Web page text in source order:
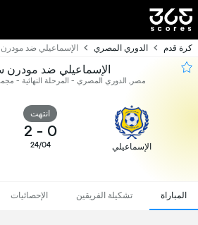
كرة قدم الدوري المصري الإسماعيلي ضد
الإسماعيلي ضد مودرن
مصر, الدوري المصري - المرحلة النهائية -
الإسماعيلي
انتهت
0
-
2
24/04
المباراة تشكيلة الفريقين الإحصائيات